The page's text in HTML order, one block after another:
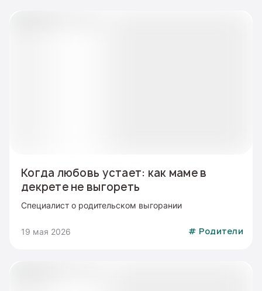
Когда любовь устает: как маме в
декрете не выгореть
Специалист о родительском выгорании
19 мая 2026 # Родители